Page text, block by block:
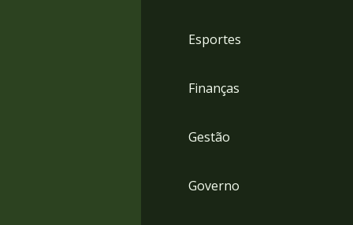
Esportes
Finanças
Gestão
Governo